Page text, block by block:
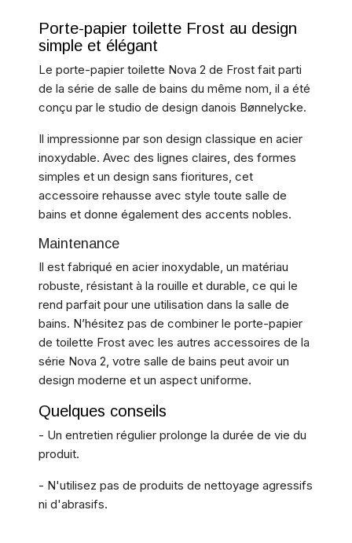
Porte-papier toilette Frost au design
simple et élégant
Le porte-papier toilette Nova 2 de Frost fait parti
de la série de salle de bains du même nom, il a été
conçu par le studio de design danois Bønnelycke.
Il impressionne par son design classique en acier
inoxydable. Avec des lignes claires, des formes
simples et un design sans fioritures, cet
accessoire rehausse avec style toute salle de
bains et donne également des accents nobles.
Maintenance
Il est fabriqué en acier inoxydable, un matériau
robuste, résistant à la rouille et durable, ce qui le
rend parfait pour une utilisation dans la salle de
bains. N’hésitez pas de combiner le porte-papier
de toilette Frost avec les autres accessoires de la
série Nova 2, votre salle de bains peut avoir un
design moderne et un aspect uniforme.
Quelques conseils
- Un entretien régulier prolonge la durée de vie du
produit.
- N'utilisez pas de produits de nettoyage agressifs
ni d'abrasifs.